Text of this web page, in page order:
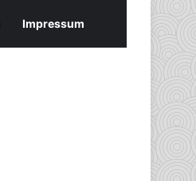
Impressum